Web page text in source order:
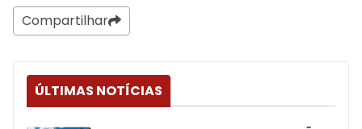
Compartilhar
ÚLTIMAS NOTÍCIAS